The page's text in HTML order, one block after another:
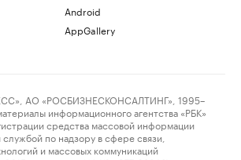
Android
AppGallery
АО «РОСБИЗНЕСКОНСАЛТИНГ», 1995–
информационного агентства «РБК»
средства массовой информации
по надзору в сфере связи,
и массовых коммуникаций